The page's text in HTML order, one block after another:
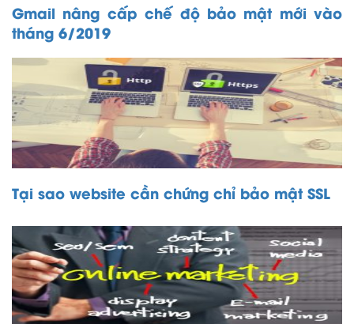
Gmail nâng cấp chế độ bảo mật mới vào
tháng 6/2019
Tại sao website cần chứng chỉ bảo mật SSL